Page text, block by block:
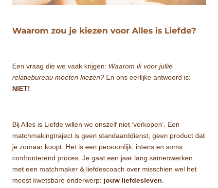
Waarom zou je kiezen voor Alles is Liefde?
Een vraag die we vaak krijgen: Waarom ik voor jullie
relatiebureau moeten kiezen? En ons eerlijke antwoord is:
NIET!
Bij Alles is Liefde willen we onszelf niet ‘verkopen’. Een
matchmakingtraject is geen standaarddienst, geen product dat
je zomaar koopt. Het is een persoonlijk, intens en soms
confronterend proces. Je gaat een jaar lang samenwerken
met een matchmaker & liefdescoach over misschien wel het
meest kwetsbare onderwerp: jouw liefdesleven